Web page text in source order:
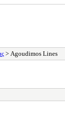
> Agoudimos Lines